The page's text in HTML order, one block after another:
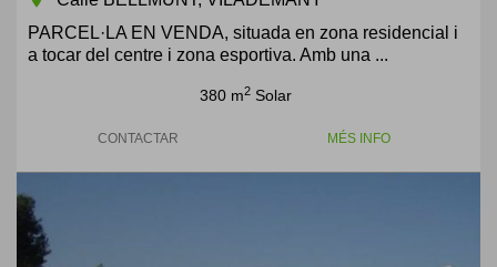
PARCEL·LA EN VENDA, situada en zona residencial i
a tocar del centre i zona esportiva. Amb una ...
380 m2 Solar
CONTACTAR MÉS INFO